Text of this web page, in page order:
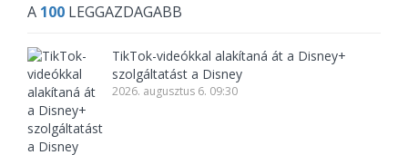
A 100 LEGGAZDAGABB
TikTok-videókkal alakítaná át a Disney+
szolgáltatást a Disney
2026. augusztus 6. 09:30